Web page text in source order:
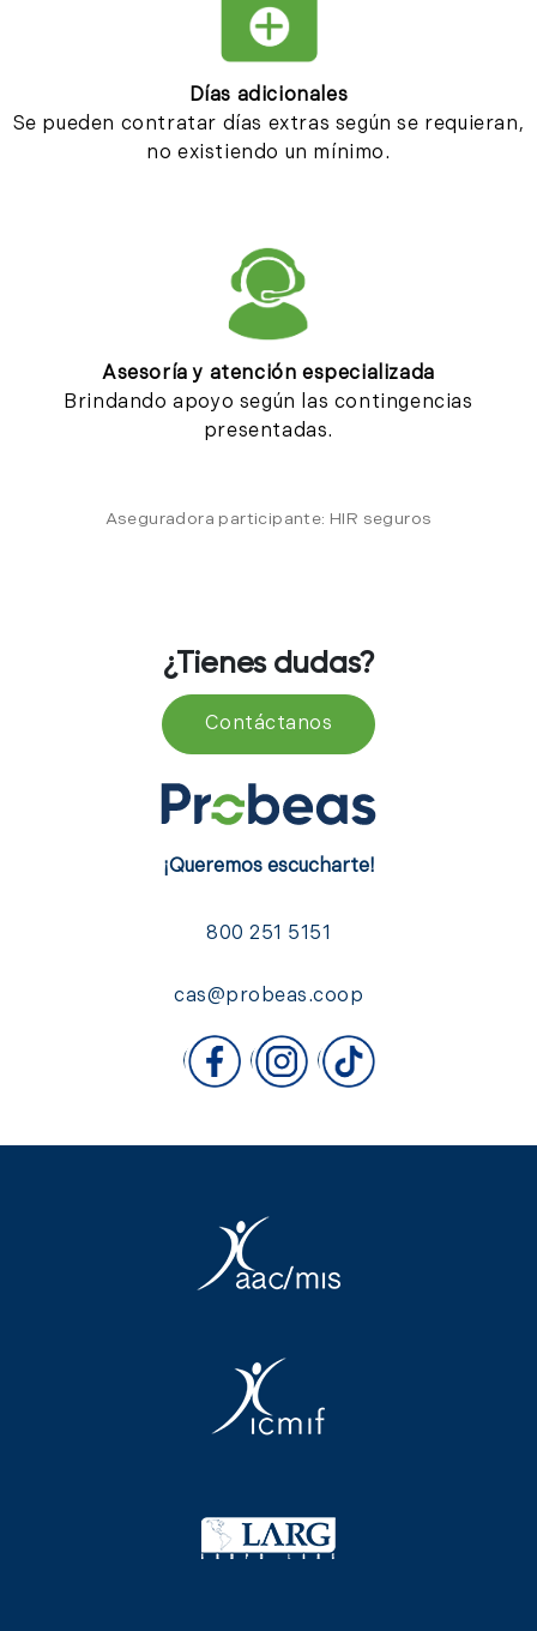
Días adicionales
Se pueden contratar días extras según se requieran,
no existiendo un mínimo.
Asesoría y atención especializada
Brindando apoyo según las contingencias
presentadas.
Aseguradora participante: HIR seguros
¿Tienes dudas?
Contáctanos
¡Queremos escucharte!
800 251 5151
cas@probeas.coop